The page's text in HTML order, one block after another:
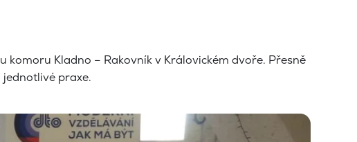
Kladno – Rakovník v Královickém dvoře. Přesně
praxe.